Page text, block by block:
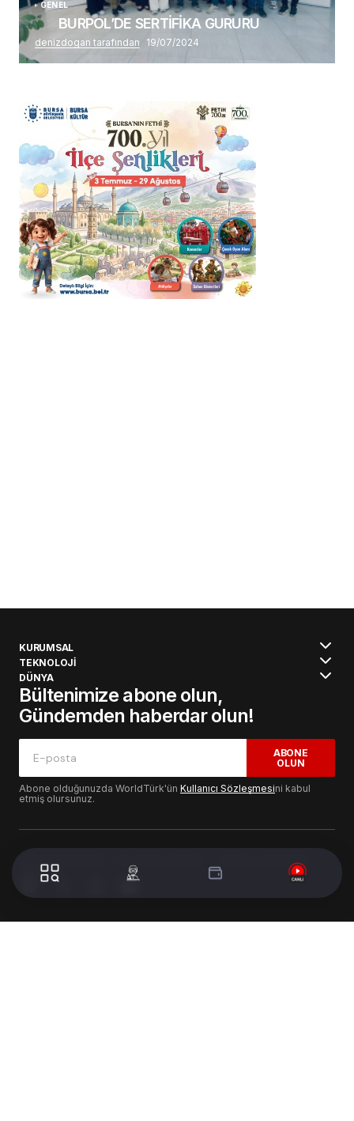
GENEL
BURPOL’DE SERTİFİKA GURURU
denizdogan tarafından 19/07/2024
KURUMSAL
TEKNOLOJİ
DÜNYA
Bültenimize abone olun,
Gündemden haberdar olun!
ABONE
OLUN
Abone olduğunuzda WorldTürk'ün Kullanıcı Sözleşmesini kabul
etmiş olursunuz.
© 2024 WorldTurk. Tüm Hakları Saklıdır. - Tasarım & Geliştirme :
Volion's